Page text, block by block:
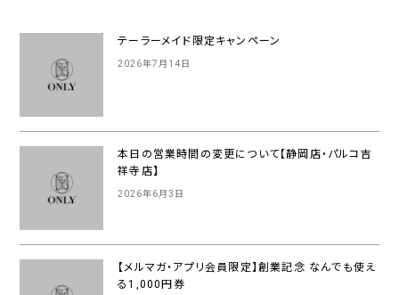
テーラーメイド限定キャンペーン
2026年7月14日
本日の営業時間の変更について【静岡店・パルコ吉
祥寺店】
2026年6月3日
【メルマガ・アプリ会員限定】創業記念 なんでも使え
る1,000円券